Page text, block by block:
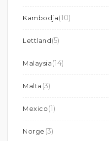
Kambodja(10)
Lettland(5)
Malaysia(14)
Malta (3)
Mexico(1)
Norge (3)